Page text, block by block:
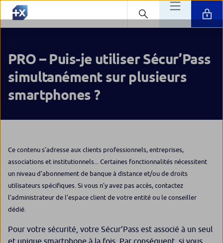
PRO – Puis-je utiliser Sécur’Pass
simultanément sur plusieurs
smartphones ?
Ce contenu s’adresse aux clients professionnels, entreprises,
associations et institutionnels... Certaines fonctionnalités nécessitent
un niveau d’abonnement de banque à distance et/ou de droits
utilisateurs spécifiques. Si vous n’y avez pas accès, contactez
l’administrateur de l’espace client de votre entité ou le conseiller
dédié.
Pour votre sécurité, votre Sécur’Pass est associé à un seul